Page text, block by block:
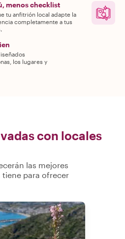
menos checklist
tu anfitrión local adapte la
completamente a tus
los lugares y
con locales
las mejores
tiene para ofrecer